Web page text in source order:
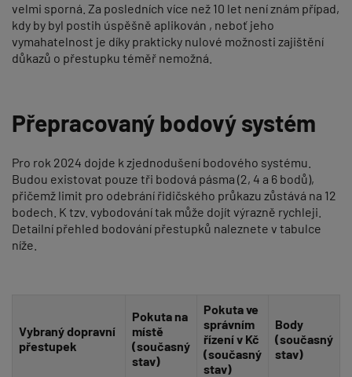
velmi sporná. Za posledních více než 10 let není znám případ,
kdy by byl postih úspěšně aplikován , neboť jeho
vymahatelnost je díky prakticky nulové možnosti zajištění
důkazů o přestupku téměř nemožná.
Přepracovaný bodový systém
Pro rok 2024 dojde k zjednodušení bodového systému.
Budou existovat pouze tři bodová pásma (2, 4 a 6 bodů),
přičemž limit pro odebrání řidičského průkazu zůstává na 12
bodech. K tzv. vybodování tak může dojít výrazně rychleji.
Detailní přehled bodování přestupků naleznete v tabulce
níže.
Vybraný dopravní
přestupek
Pokuta na
místě
(současný
stav)
Pokuta ve
správním
řízení v Kč
(současný
stav)
Body
(současný
stav)